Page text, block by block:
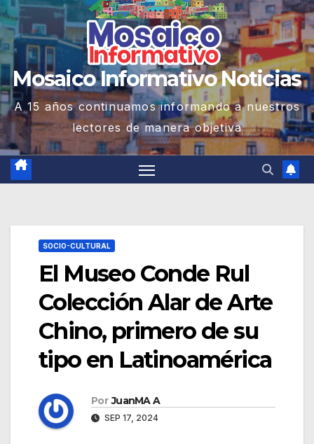
Mosaico Informativo Noticias
A 15 años continuamos informando a nuestros
lectores de manera objetiva
SOCIO-CULTURAL
El Museo Conde Rul
Colección Alar de Arte
Chino, primero de su
tipo en Latinoamérica
Por JuanMA A
SEP 17, 2024